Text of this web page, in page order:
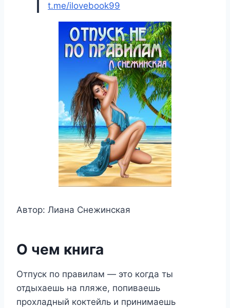
t.me/ilovebook99
Автор: Лиана Снежинская
О чем книга
Отпуск по правилам — это когда ты
отдыхаешь на пляже, попиваешь
прохладный коктейль и принимаешь